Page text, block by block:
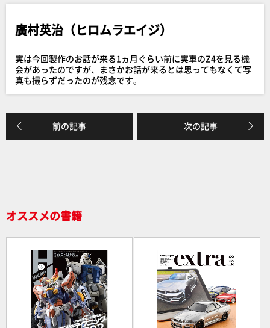
e
b
o
o
k
廣村英治（ヒロムラエイジ）
実は今回製作のお話が来る1ヵ月ぐらい前に実車のZ4を見る機
会があったのですが、まさかお話が来るとは思ってもなくて写
真も撮らずだったのが残念です。
前の記事 次の記事
オススメの書籍